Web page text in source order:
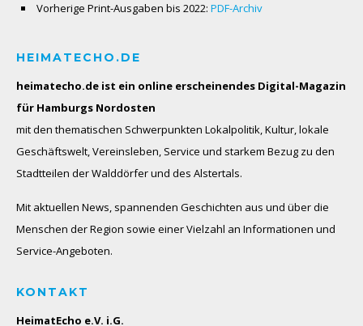
Vorherige Print-Ausgaben bis 2022: PDF-Archiv
HEIMATECHO.DE
heimatecho.de ist ein online erscheinendes Digital-Magazin
für Hamburgs Nordosten
mit den thematischen Schwerpunkten Lokalpolitik, Kultur, lokale
Geschäftswelt, Vereinsleben, Service und starkem Bezug zu den
Stadtteilen der Walddörfer und des Alstertals.
Mit aktuellen News, spannenden Geschichten aus und über die
Menschen der Region sowie einer Vielzahl an Informationen und
Service-Angeboten.
KONTAKT
HeimatEcho e.V. i.G.